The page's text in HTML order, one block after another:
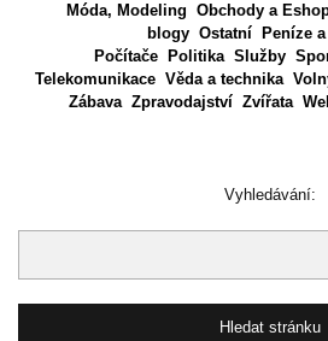
Móda, Modeling Obchody a
blogy Ostatní
Peníze
Počítače
Politika Služby
Telekomunikace Věda a technika
Zábava Zpravodajství Zvířata
Vyhledávání: